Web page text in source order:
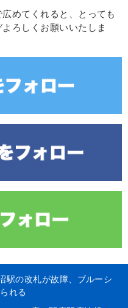
めてくれると、とっても
ろしくお願いいたしま
駅の改札が故障、ブルーシ
れる